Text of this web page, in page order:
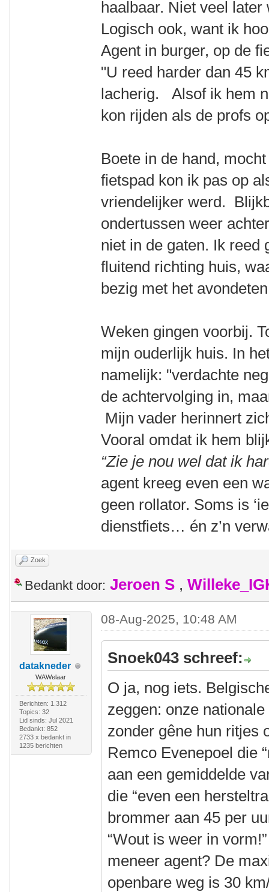
haalbaar. Niet veel
Logisch ook, want ik
Agent in burger, op de
"U reed harder dan 45
lacherig. Alsof ik hem
kon rijden als de profs
Boete in de hand,
fietspad kon ik pas op
vriendelijker werd.
ondertussen weer
niet in de gaten. Ik reed
fluitend richting huis,
bezig met het
Weken gingen voorbij.
mijn ouderlijk huis. In
namelijk: "verdachte
de achtervolging in,
Mijn vader herinnert
Vooral omdat ik hem
“Zie je nou wel dat ik
agent kreeg even een
geen rollator. Soms is
dienstfiets… én z’n
Zoek
Bedankt door: Jeroen S ,
datakneder
WAWelaar
Berichten: 1.312
Topics: 32
Lid sinds: Jul 2021
Bedankt: 852
2733 x bedankt in
1235 berichten
08-Aug-2025, 10:48 AM
Snoek043 schreef:
O ja, nog iets.
zeggen: onze
zonder gêne hun ritjes
Remco Evenepoel die
aan een gemiddelde
die “even een
brommer aan 45 per
“Wout is weer in
meneer agent? De
openbare weg is 30